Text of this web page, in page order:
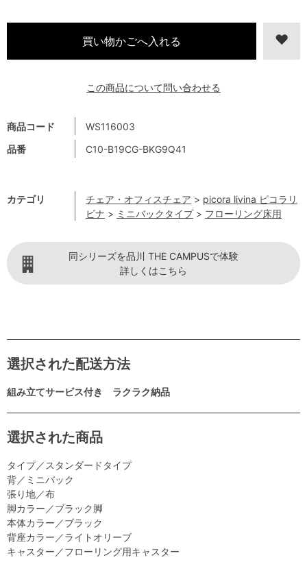
商品コード
WS116003
品番
C10-B19CG-BKG9Q41
カテゴリ チェア・オフィスチェア > picora livina ピコラリ
ビナ > ミニバックタイプ> フローリング床用
この商品について問い合わせる
同シリーズを品川 THE CAMPUSで体験
詳しくはこちら
選択された配送方法
組み立てサービス付き ラクラク納品
選択された商品
タイプ／スタンダードタイプ
背／ミニバック
張り地／布
脚カラー／ブラック脚
本体カラー／ブラック
背座カラー／ライトオリーブ
キャスター／フローリング用キャスター